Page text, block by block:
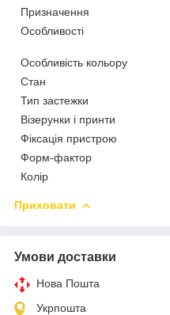
Призначення
Особливості
Особливість кольору
Стан
Тип застежки
Візерунки і принти
Фіксація пристрою
Форм-фактор
Колір
Приховати
Умови доставки
Нова Пошта
Укрпошта